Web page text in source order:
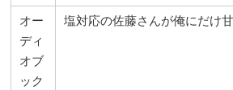
オー
ディ
オブ
ック
塩対応の佐藤さんが俺にだけ